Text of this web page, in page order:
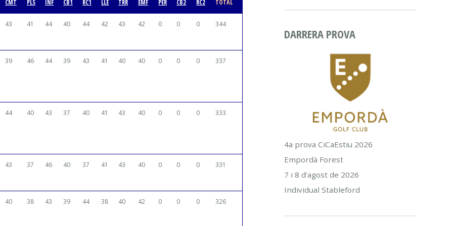
CMT PLS INF CB1 RC1 LLE TRR EMF PER CB2 RC2 TOTAL
43 41 44 40 44 42 43 42 0 0 0 344
39 46 44 39 43 41 40 40 0 0 0 337
44 40 43 37 40 41 43 40 0 0 0 333
43 37 46 40 37 41 43 40 0 0 0 331
40 38 43 39 44 38 40 42 0 0 0 326
DARRERA PROVA
4a prova CiCaEstiu 2026
Empordà Forest
7 i 8 d'agost de 2026
Individual Stableford